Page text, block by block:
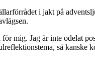
i jakt på
mig. Jag är inte odelat
så kanske